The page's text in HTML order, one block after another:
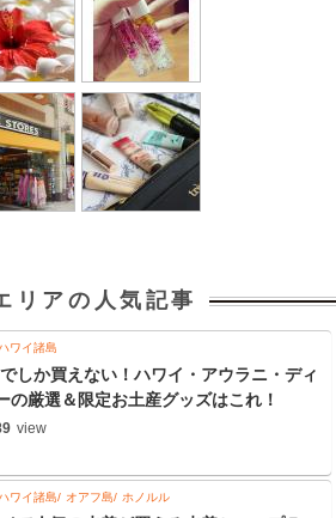
リアの人気記事
ワイ諸島
しか買えない！ハワイ・アウラニ・ディ
の厳選＆限定お土産グッズはこれ！
view
ワイ諸島 オアフ島 ホノルル